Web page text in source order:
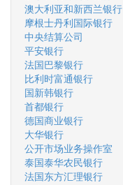
澳大利亚和新西兰银行
摩根士丹利国际银行
中央结算公司
平安银行
法国巴黎银行
比利时富通银行
国新韩银行
首都银行
德国商业银行
大华银行
公开市场业务操作室
泰国泰华农民银行
法国东方汇理银行